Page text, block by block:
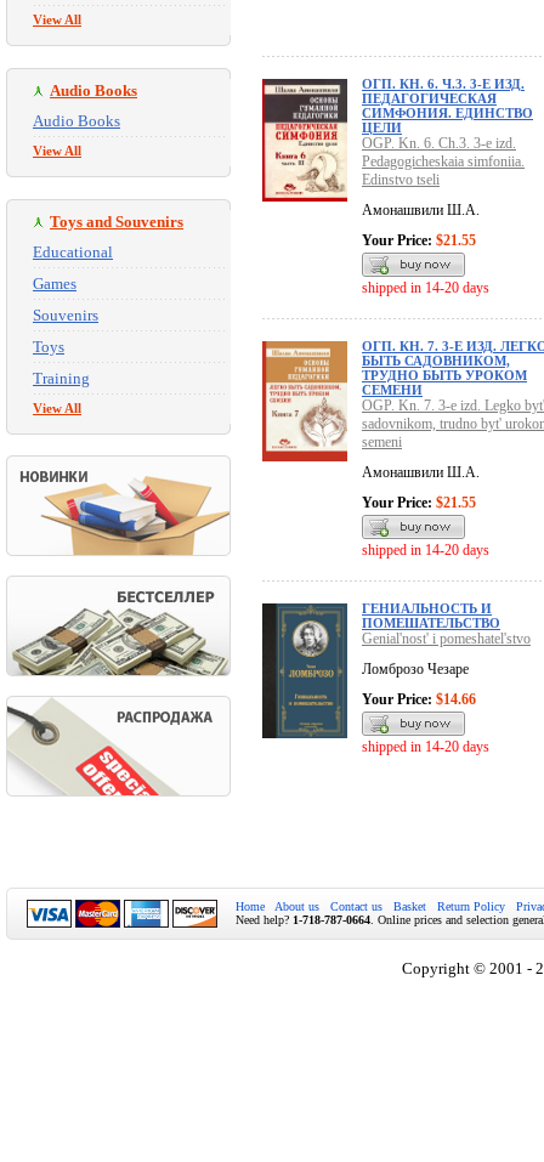
View All
Audio Books
Audio Books
View All
Toys and Souvenirs
Educational
Games
Souvenirs
Toys
Training
View All
ОГП. КН. 6. Ч.3. 3-Е ИЗД.
ПЕДАГОГИЧЕСКАЯ
СИМФОНИЯ. ЕДИНСТВО
ЦЕЛИ
OGP. Kn. 6. Ch.3. 3-e izd.
Pedagogicheskaia simfoniia.
Edinstvo tseli
Амонашвили Ш.А.
Your Price: $21.55
shipped in 14-20 days
ОГП. КН. 7. 3-Е ИЗД.
БЫТЬ САДОВНИКОМ,
ТРУДНО БЫТЬ УРОКОМ
СЕМЕНИ
OGP. Kn. 7. 3-e izd. Legko byt'
sadovnikom, trudno byt'
semeni
Амонашвили Ш.А.
Your Price: $21.55
shipped in 14-20 days
ГЕНИАЛЬНОСТЬ И
ПОМЕШАТЕЛЬСТВО
Genial'nost' i pomeshatel'stvo
Ломброзо Чезаре
Your Price: $14.66
shipped in 14-20 days
Home About us Contact us Basket Return Policy
Need help? 1-718-787-0664 . Online prices and selection
Copyright © 2001 -